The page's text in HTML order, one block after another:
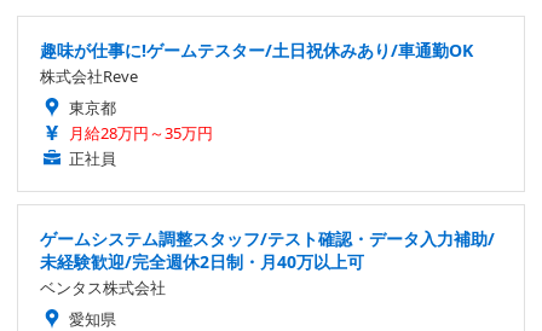
趣味が仕事に!ゲームテスター/土日祝休みあり/車通勤OK
株式会社Reve
東京都
月給28万円～35万円
正社員
ゲームシステム調整スタッフ/テスト確認・データ入力補助/
未経験歓迎/完全週休2日制・月40万以上可
ベンタス株式会社
愛知県